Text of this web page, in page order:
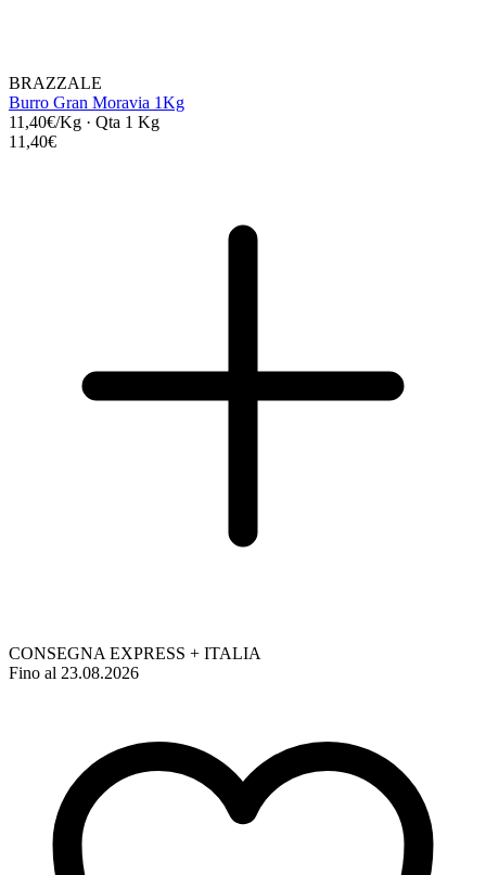
BRAZZALE
Burro Gran Moravia 1Kg
11,40€/Kg · Qta 1 Kg
11,40€
CONSEGNA EXPRESS + ITALIA
Fino al 23.08.2026